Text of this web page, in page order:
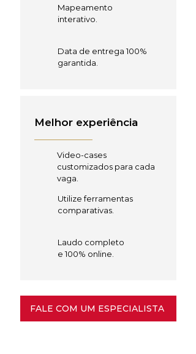
Mapeamento
interativo.
Data de entrega 100%
garantida.
Melhor experiência
Video-cases
customizados para cada
vaga.
Utilize ferramentas
comparativas.
Laudo completo
e 100% online.
FALE COM UM ESPECIALISTA